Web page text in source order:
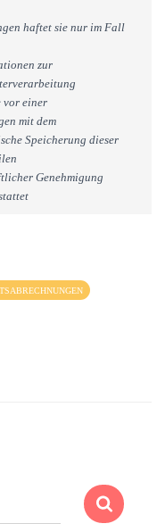
haftet sie nur im Fall
zur
vor einer
mit dem
Speicherung dieser
Genehmigung